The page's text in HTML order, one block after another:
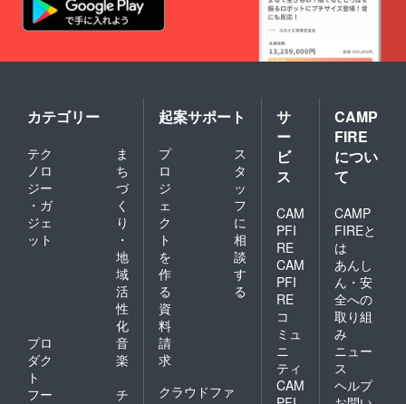
カテゴリー
テク
ノロ
ジー
・ガ
ジェ
ット
ま
ち
づ
く
り
・
地
域
活
性
化
プロ
ダク
ト
音
楽
フー
チ
起案サポート
プ
ロ
ジ
ェ
ク
ト
を
作
る
ス
タ
ッ
フ
に
相
談
す
る
資
料
請
求
クラウドファ
サ
ー
ビ
ス
CAM
PFI
RE
CAM
PFI
RE
コ
ミュ
ニ
ティ
CAM
CAMP
FIRE
につい
て
CAMP
FIREと
は
あんし
ん・安
全への
取り組
み
ニュー
ス
ヘルプ